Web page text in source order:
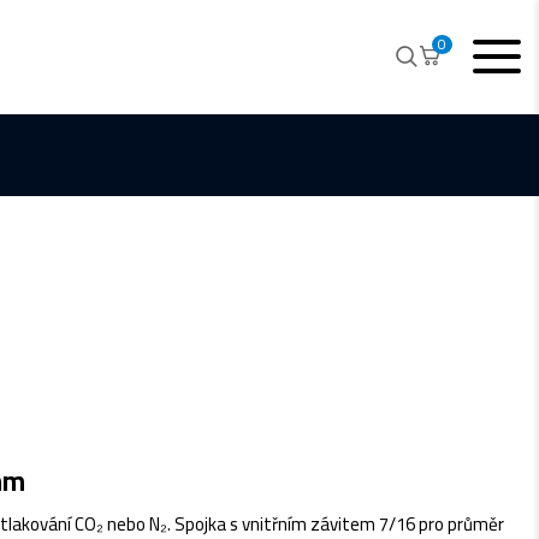
0
CO₂ nebo N₂. Spojka s vnitřním závitem 7/16 pro průměr